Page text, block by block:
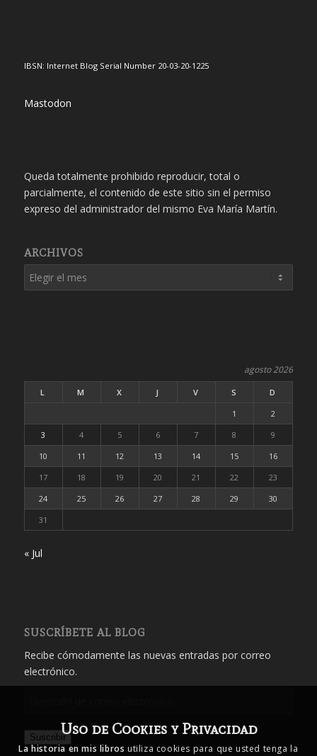
IBSN: Internet Blog Serial Number 20-03-20-1225
Mastodon
Queda totalmente prohibido reproducir, total o
parcialmente, el contenido de este sitio sin el permiso
expreso del administrador del mismo Eva María Martín.
ARCHIVOS
agosto 2026
L M X J V S
D
1
2
3
4 5 6 7 8
9
10
11 12 13 14 15
16
17
18 19 20 21 22
23
24
25 26 27 28 29
30
31
« Jul
SUSCRÍBETE AL BLOG
Recibe cómodamente las nuevas entradas por correo
electrónico.
correo
electrónico
SuscribirUso de Cookies y Privacidad
La historia en mis libros utiliza cookies para que usted tenga la